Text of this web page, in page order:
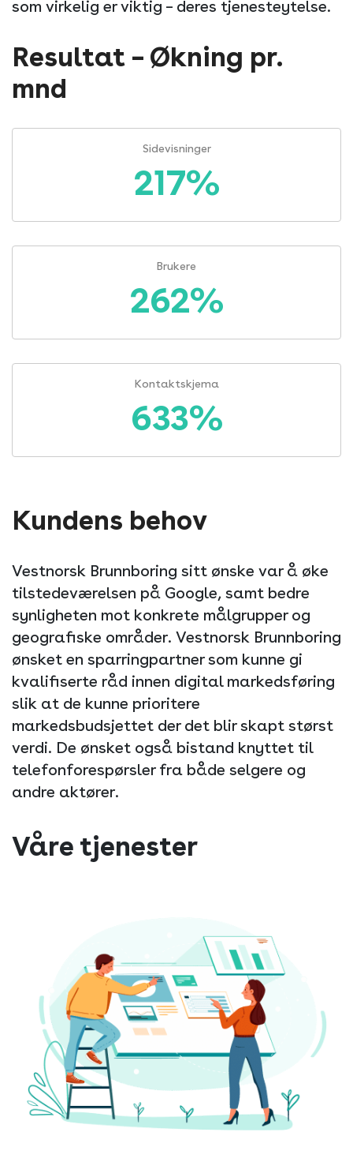
som virkelig er viktig – deres tjenesteytelse.
Resultat – Økning pr.
mnd
Sidevisninger
217%
Brukere
262%
Kontaktskjema
633%
Kundens behov
Vestnorsk Brunnboring sitt ønske var å øke
tilstedeværelsen på Google, samt bedre
synligheten mot konkrete målgrupper og
geografiske områder. Vestnorsk Brunnboring
ønsket en sparringpartner som kunne gi
kvalifiserte råd innen digital markedsføring
slik at de kunne prioritere
markedsbudsjettet der det blir skapt størst
verdi. De ønsket også bistand knyttet til
telefonforespørsler fra både selgere og
andre aktører.
Våre tjenester